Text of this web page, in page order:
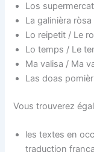
Los
La galinièra
Lo reipetit / Le
Lo temps / Le
Ma valisa / Ma
Las doas
Vous trouverez
les textes en
traduction